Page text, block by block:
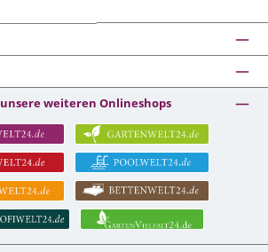
weiteren Onlineshops